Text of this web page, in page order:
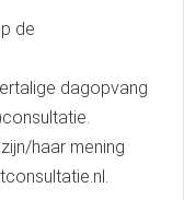
de
dagopvang
haar mening